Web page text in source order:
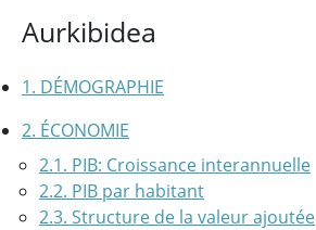
Aurkibidea
1. DÉMOGRAPHIE
2. ÉCONOMIE
2.1. PIB: Croissance interannuelle
2.2. PIB par habitant
2.3. Structure de la valeur ajoutée